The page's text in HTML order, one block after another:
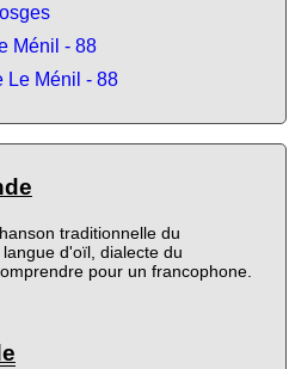
Ménil - 88
Le Ménil - 88
traditionnelle du
d'oïl, dialecte du
pour un francophone.